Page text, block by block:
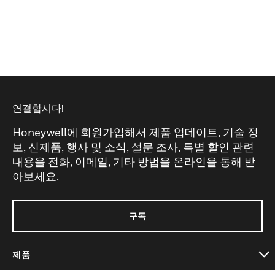
연결합시다!
Honeywell에 회원가입해서 제품 업데이트, 기술 정
보, 신제품, 행사 및 소식, 설문 조사, 특별 할인 관련
내용을 전화, 이메일, 기타 방법을 온라인을 통해 받
아보세요.
구독
제품